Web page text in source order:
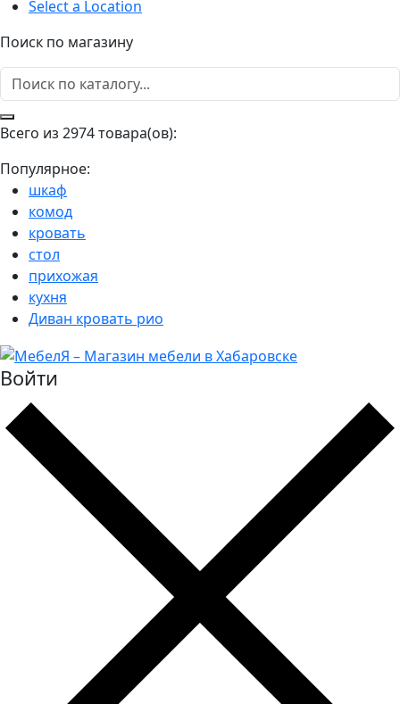
Select a Location
Поиск по магазину
Всего из 2974 товара(ов):
Популярное:
шкаф
комод
кровать
стол
прихожая
кухня
Диван кровать рио
Войти